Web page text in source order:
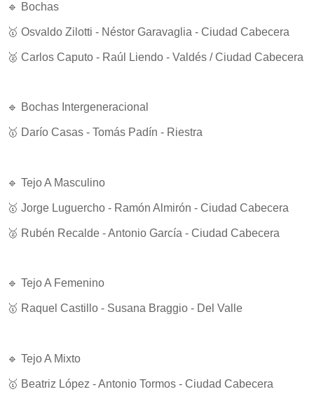
🔹 Bochas
🥇 Osvaldo Zilotti - Néstor Garavaglia - Ciudad Cabecera
🥈 Carlos Caputo - Raúl Liendo - Valdés / Ciudad Cabecera
🔹 Bochas Intergeneracional
🥇 Darío Casas - Tomás Padín - Riestra
🔹 Tejo A Masculino
🥇 Jorge Luguercho - Ramón Almirón - Ciudad Cabecera
🥈 Rubén Recalde - Antonio García - Ciudad Cabecera
🔹 Tejo A Femenino
🥇 Raquel Castillo - Susana Braggio - Del Valle
🔹 Tejo A Mixto
🥇 Beatriz López - Antonio Tormos - Ciudad Cabecera